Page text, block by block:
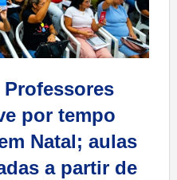
Professores
por tempo
Natal; aulas
a partir de